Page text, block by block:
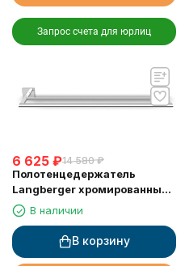
Запрос счета для юрлиц
6 625 ₽14 580 ₽
Полотенцедержатель
Langberger хромированный
к стене двойной 60 см
11802A
В наличии
В корзину